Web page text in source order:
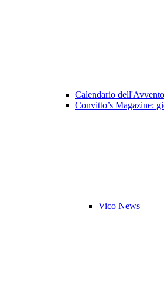
Calendario dell'Avvento
Convitto’s Magazine:
Vico News